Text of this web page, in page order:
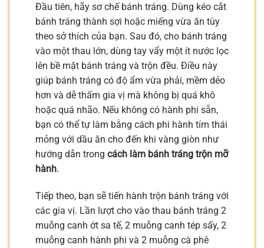
Đầu tiên, hãy sơ chế bánh tráng. Dùng kéo cắt
bánh tráng thành sợi hoặc miếng vừa ăn tùy
theo sở thích của bạn. Sau đó, cho bánh tráng
vào một thau lớn, dùng tay vẩy một ít nước lọc
lên bề mặt bánh tráng và trộn đều. Điều này
giúp bánh tráng có độ ẩm vừa phải, mềm dẻo
hơn và dễ thấm gia vị mà không bị quá khô
hoặc quá nhão. Nếu không có hành phi sẵn,
bạn có thể tự làm bằng cách phi hành tím thái
mỏng với dầu ăn cho đến khi vàng giòn như
hướng dẫn trong cách làm bánh tráng trộn mỡ
hành.
Tiếp theo, bạn sẽ tiến hành trộn bánh tráng với
các gia vị. Lần lượt cho vào thau bánh tráng 2
muỗng canh ớt sa tế, 2 muỗng canh tép sấy, 2
muỗng canh hành phi và 2 muỗng cà phê